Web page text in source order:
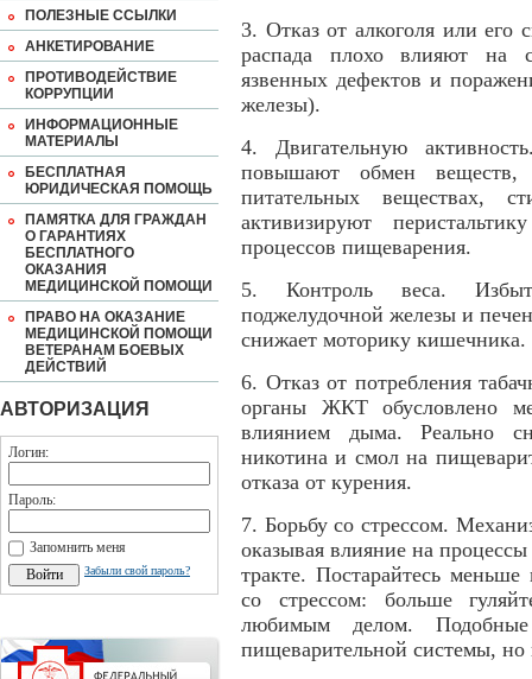
ПОЛЕЗНЫЕ ССЫЛКИ
АНКЕТИРОВАНИЕ
ПРОТИВОДЕЙСТВИЕ
КОРРУПЦИИ
ИНФОРМАЦИОННЫЕ
МАТЕРИАЛЫ
БЕСПЛАТНАЯ
ЮРИДИЧЕСКАЯ ПОМОЩЬ
ПАМЯТКА ДЛЯ ГРАЖДАН
О ГАРАНТИЯХ
БЕСПЛАТНОГО
ОКАЗАНИЯ
МЕДИЦИНСКОЙ ПОМОЩИ
ПРАВО НА ОКАЗАНИЕ
МЕДИЦИНСКОЙ ПОМОЩИ
ВЕТЕРАНАМ БОЕВЫХ
ДЕЙСТВИЙ
АВТОРИЗАЦИЯ
Логин:
Пароль:
Запомнить меня
Забыли свой пароль?
3. Отказ от алкоголя или
распада плохо влияют на
язвенных дефектов и
железы).
4. Двигательную
повышают обмен веществ,
питательных веществах,
активизируют
процессов пищеварения.
5. Контроль веса.
поджелудочной железы и
снижает моторику кишечника.
6. Отказ от потребления
органы ЖКТ обусловлено
влиянием дыма. Реально
никотина и смол на
отказа от курения.
7. Борьбу со стрессом.
оказывая влияние на
тракте. Постарайтесь
со стрессом: больше
любимым делом.
пищеварительной системы, но